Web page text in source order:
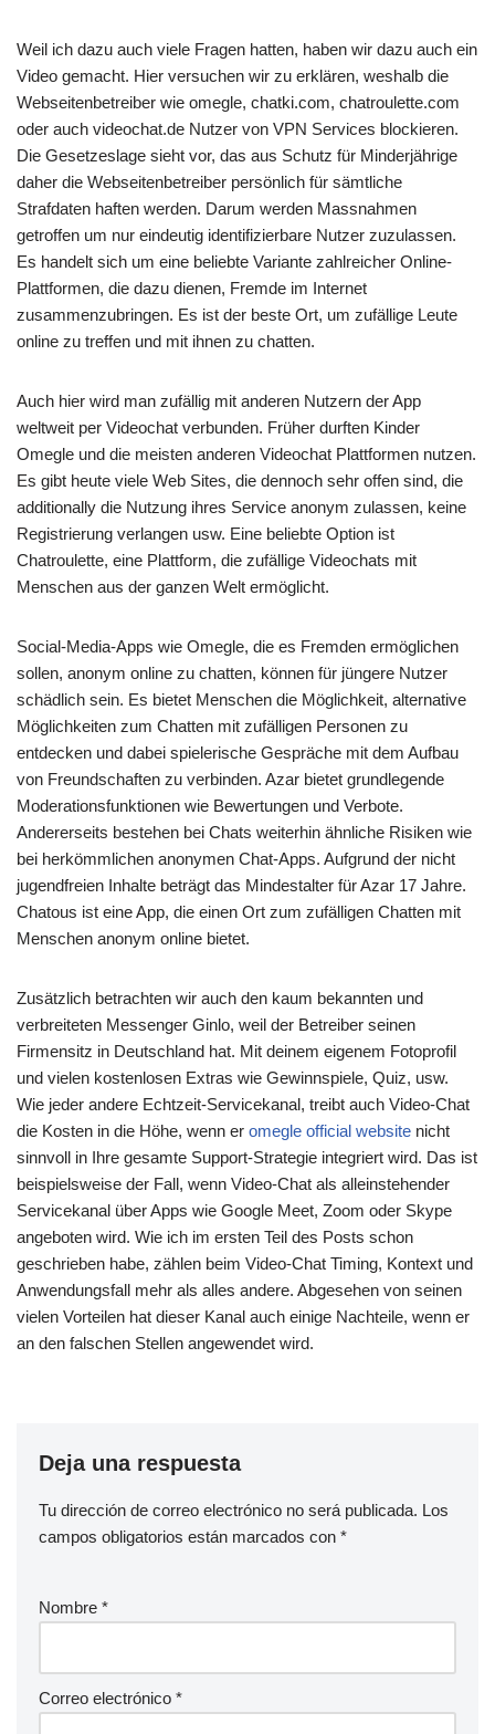
Weil ich dazu auch viele Fragen hatten, haben wir dazu auch ein
Video gemacht. Hier versuchen wir zu erklären, weshalb die
Webseitenbetreiber wie omegle, chatki.com, chatroulette.com
oder auch videochat.de Nutzer von VPN Services blockieren.
Die Gesetzeslage sieht vor, das aus Schutz für Minderjährige
daher die Webseitenbetreiber persönlich für sämtliche
Strafdaten haften werden. Darum werden Massnahmen
getroffen um nur eindeutig identifizierbare Nutzer zuzulassen.
Es handelt sich um eine beliebte Variante zahlreicher Online-
Plattformen, die dazu dienen, Fremde im Internet
zusammenzubringen. Es ist der beste Ort, um zufällige Leute
online zu treffen und mit ihnen zu chatten.
Auch hier wird man zufällig mit anderen Nutzern der App
weltweit per Videochat verbunden. Früher durften Kinder
Omegle und die meisten anderen Videochat Plattformen nutzen.
Es gibt heute viele Web Sites, die dennoch sehr offen sind, die
additionally die Nutzung ihres Service anonym zulassen, keine
Registrierung verlangen usw. Eine beliebte Option ist
Chatroulette, eine Plattform, die zufällige Videochats mit
Menschen aus der ganzen Welt ermöglicht.
Social-Media-Apps wie Omegle, die es Fremden ermöglichen
sollen, anonym online zu chatten, können für jüngere Nutzer
schädlich sein. Es bietet Menschen die Möglichkeit, alternative
Möglichkeiten zum Chatten mit zufälligen Personen zu
entdecken und dabei spielerische Gespräche mit dem Aufbau
von Freundschaften zu verbinden. Azar bietet grundlegende
Moderationsfunktionen wie Bewertungen und Verbote.
Andererseits bestehen bei Chats weiterhin ähnliche Risiken wie
bei herkömmlichen anonymen Chat-Apps. Aufgrund der nicht
jugendfreien Inhalte beträgt das Mindestalter für Azar 17 Jahre.
Chatous ist eine App, die einen Ort zum zufälligen Chatten mit
Menschen anonym online bietet.
Zusätzlich betrachten wir auch den kaum bekannten und
verbreiteten Messenger Ginlo, weil der Betreiber seinen
Firmensitz in Deutschland hat. Mit deinem eigenem Fotoprofil
und vielen kostenlosen Extras wie Gewinnspiele, Quiz, usw.
Wie jeder andere Echtzeit-Servicekanal, treibt auch Video-Chat
die Kosten in die Höhe, wenn er omegle official website nicht
sinnvoll in Ihre gesamte Support-Strategie integriert wird. Das ist
beispielsweise der Fall, wenn Video-Chat als alleinstehender
Servicekanal über Apps wie Google Meet, Zoom oder Skype
angeboten wird. Wie ich im ersten Teil des Posts schon
geschrieben habe, zählen beim Video-Chat Timing, Kontext und
Anwendungsfall mehr als alles andere. Abgesehen von seinen
vielen Vorteilen hat dieser Kanal auch einige Nachteile, wenn er
an den falschen Stellen angewendet wird.
Deja una respuesta
Tu dirección de correo electrónico no será publicada. Los
campos obligatorios están marcados con *
Nombre *
Correo electrónico *